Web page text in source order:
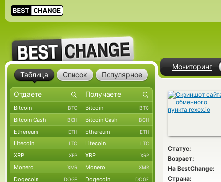
Мониторинг
Статус:
Возраст:
На BestChange:
Страна:
Таблица Список Популярное
Bitcoin BTC Bitcoin BTC
Bitcoin Cash BCH Bitcoin Cash BCH
Ethereum ETH Ethereum ETH
Litecoin LTC Litecoin LTC
XRP XRP XRP XRP
Monero XMR Monero XMR
Dogecoin DOGE Dogecoin DOGE